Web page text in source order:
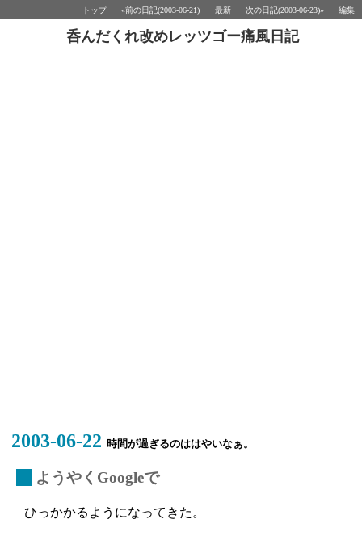
トップ «前の日記(2003-06-21) 最新 次の日記(2003-06-23)» 編集
呑んだくれ改めレッツゴー痛風日記
2003-06-22 時間が過ぎるのははやいなぁ。
ようやくGoogleで
ひっかかるようになってきた。